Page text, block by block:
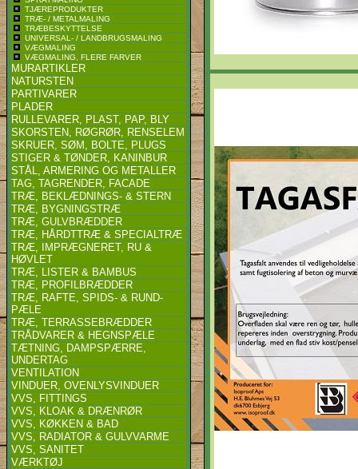
TJÆREPRODUKTER
TRÆ- / METALMALING
TRÆBESKYTTELSE
UNIVERSAL- / LANDBRUGSMALING
VÆGMALING
VÆGMALING, FLERE FARVER
MURARTIKLER
NATURSTEN
PARTIVARER
PLADER
RULLEVARER, PLAST, PAP, BLY
SKORSTEN, RØGRØR, RENSELEM
SKRUER, SØM, BOLTE, PLUGS
STIGER & TØNDER, KANINBUR
STÅL, ARMERING OG METALLER
TAG, TAGRENDER, FACADE
TRÆ, BEKLÆDNINGS- & STERN
TRÆ, BYGNINGSTRÆ
TRÆ, GULVBRÆDDER
TRÆ, HÅRDTTRÆ & SPECIALTRÆ
TRÆ, IMPRÆGNERET, RU &
HØVLET
TRÆ, LISTER & BAMBUS
TRÆ, PROFILBRÆDDER
TRÆ, RAFTE, SPIDS- & RUND-
PÆLE
TRÆ, TERRASSEBRÆDDER
TRÅDVARER & HEGNSPÆLE
TÆTNING, DAMPSPÆRRE,
UNDERTAG
VENTILATION
VINDUER, OVENLYSVINDUER
VVS, FITTINGS
VVS, KLOAK & DRÆNRØR
VVS, KØKKEN & BAD
VVS, RADIATOR & GULVVARME
VVS, SANITET
VÆRKTØJ